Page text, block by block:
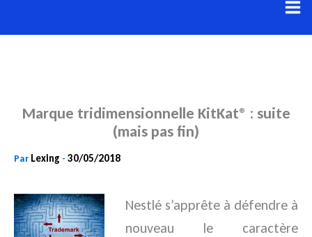
au
Marque tridimensionnelle KitKat® : suite
(mais pas fin)
Par Lexing - 30/05/2018
Nestlé s’apprête à défendre à
nouveau le caractère